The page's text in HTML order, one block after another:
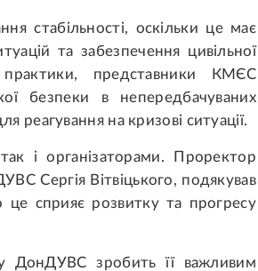
стабільності, оскільки це має
та забезпечення цивільної
представники КМЄС
безпеки в непередбачуваних
реагування на кризові ситуації.
і організаторами. Проректор
Сергія Вітвіцького, подякував
це сприяє розвитку та прогресу
ДонДУВС зробить її важливим